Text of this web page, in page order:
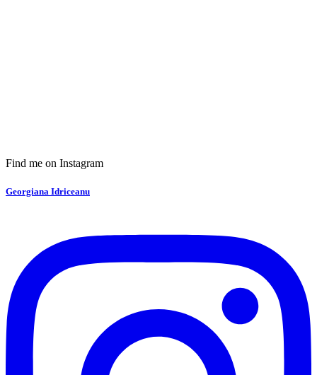
Find me on Instagram
Georgiana Idriceanu